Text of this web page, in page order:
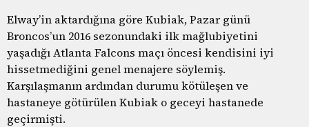
Elway’in aktardığına göre Kubiak, Pazar günü
Broncos’un 2016 sezonundaki ilk mağlubiyetini
yaşadığı Atlanta Falcons maçı öncesi kendisini iyi
hissetmediğini genel menajere söylemiş.
Karşılaşmanın ardından durumu kötüleşen ve
hastaneye götürülen Kubiak o geceyi hastanede
geçirmişti.